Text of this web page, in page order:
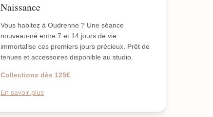
Naissance
Vous habitez à Oudrenne ? Une séance
nouveau-né entre 7 et 14 jours de vie
immortalise ces premiers jours précieux. Prêt de
tenues et accessoires disponible au studio.
Collections dès 125€
En savoir plus